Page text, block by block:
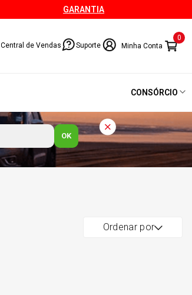
GARANTIA
Central de Vendas Suporte
0
CONSÓRCIO
OK
Ordenar por